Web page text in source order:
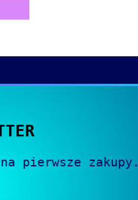
pierwsze zakupy.